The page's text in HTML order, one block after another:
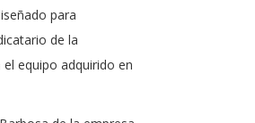
para
de la
equipo adquirido en